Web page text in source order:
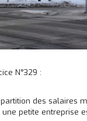
N°329 :
des salaires
une petite entreprise